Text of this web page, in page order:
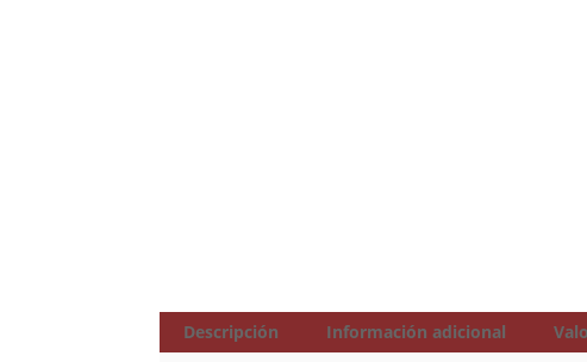
Descripción Información adicional